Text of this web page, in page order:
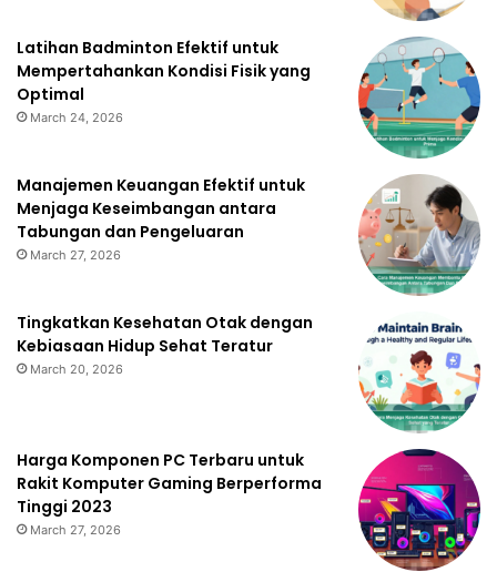
Latihan Badminton Efektif untuk
Mempertahankan Kondisi Fisik yang
Optimal
March 24, 2026
Manajemen Keuangan Efektif untuk
Menjaga Keseimbangan antara
Tabungan dan Pengeluaran
March 27, 2026
Tingkatkan Kesehatan Otak dengan
Kebiasaan Hidup Sehat Teratur
March 20, 2026
Harga Komponen PC Terbaru untuk
Rakit Komputer Gaming Berperforma
Tinggi 2023
March 27, 2026